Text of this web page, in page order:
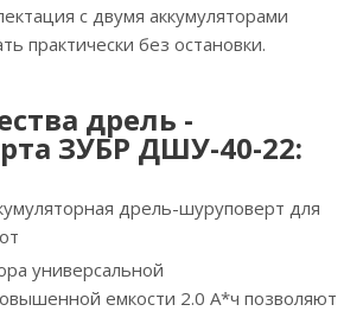
с двумя аккумуляторами
практически без остановки.
дрель -
ЗУБР ДШУ-40-22:
дрель-шуруповерт для
универсальной
емкости 2.0 А*ч позволяют